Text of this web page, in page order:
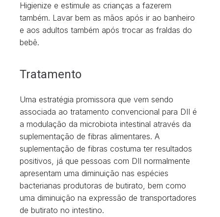
Higienize e estimule as crianças a fazerem
também. Lavar bem as mãos após ir ao banheiro
e aos adultos também após trocar as fraldas do
bebê.
Tratamento
Uma estratégia promissora que vem sendo
associada ao tratamento convencional para DII é
a modulação da microbiota intestinal através da
suplementação de fibras alimentares. A
suplementação de fibras costuma ter resultados
positivos, já que pessoas com DII normalmente
apresentam uma diminuição nas espécies
bacterianas produtoras de butirato, bem como
uma diminuição na expressão de transportadores
de butirato no intestino.